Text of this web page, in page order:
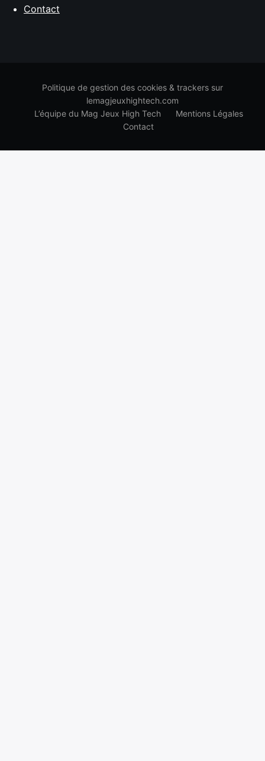
Contact
Politique de gestion des cookies & trackers sur
lemagjeuxhightech.com
L’équipe du Mag Jeux High Tech
Mentions Légales
Contact